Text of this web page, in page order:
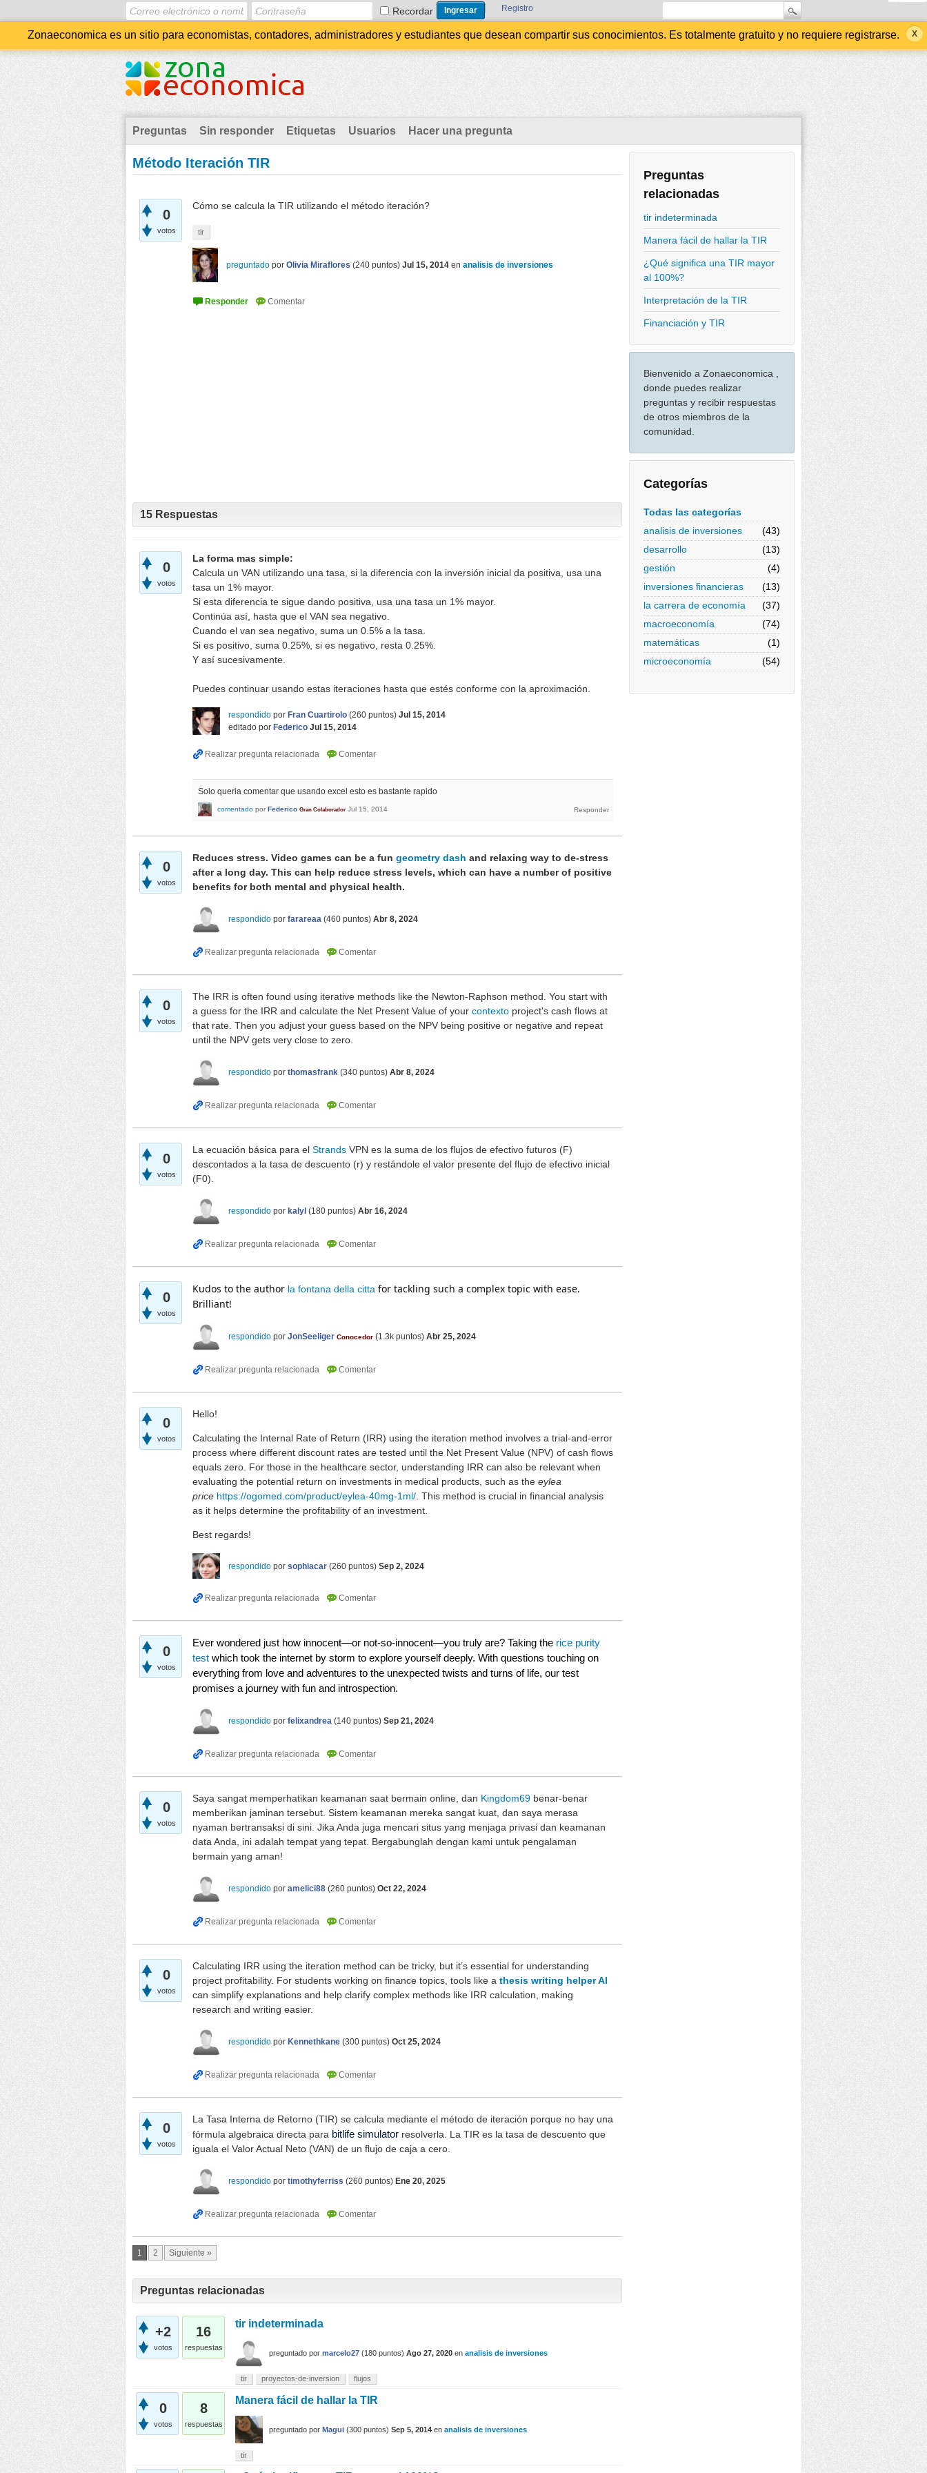
Recordar Registro
Zonaeconomica es un sitio para economistas, contadores, administradores y estudiantes que desean compartir sus conocimientos. Es totalmente gratuito y no requiere registrarse.
Preguntas Sin responder Etiquetas Usuarios Hacer una pregunta
Preguntas
relacionadas
tir indeterminada
Manera fácil de hallar la TIR
¿Qué significa una TIR mayor
al 100%?
Interpretación de la TIR
Financiación y TIR
Bienvenido a Zonaeconomica ,
donde puedes realizar
preguntas y recibir respuestas
de otros miembros de la
comunidad.
Categorías
Todas las categorías
analisis de inversiones
(43)
desarrollo
(13)
gestión
(4)
inversiones financieras
(13)
la carrera de economía
(37)
macroeconomía
(74)
matemáticas
(1)
microeconomía
(54)
Método Iteración TIR
0
votos
Cómo se calcula la TIR utilizando el método iteración?
tir
preguntado por Olivia Miraflores (240 puntos) Jul 15, 2014 en analisis de inversiones
15 Respuestas
0
votos
La forma mas simple:
Calcula un VAN utilizando una tasa, si la diferencia con la inversión inicial da positiva, usa una
tasa un 1% mayor.
Si esta diferencia te sigue dando positiva, usa una tasa un 1% mayor.
Continúa así, hasta que el VAN sea negativo.
Cuando el van sea negativo, suma un 0.5% a la tasa.
Si es positivo, suma 0.25%, si es negativo, resta 0.25%.
Y así sucesivamente.
Puedes continuar usando estas iteraciones hasta que estés conforme con la aproximación.
respondido por Fran Cuartirolo (260 puntos) Jul 15, 2014
editado por Federico Jul 15, 2014
Solo queria comentar que usando excel esto es bastante rapido
comentado por Federico Gran Colaborador Jul 15, 2014
0
votos
Reduces stress. Video games can be a fun geometry dash and relaxing way to de-stress
after a long day. This can help reduce stress levels, which can have a number of positive
benefits for both mental and physical health.
respondido por farareaa (460 puntos) Abr 8, 2024
0
votos
The IRR is often found using iterative methods like the Newton-Raphson method. You start with
a guess for the IRR and calculate the Net Present Value of your contexto project's cash flows at
that rate. Then you adjust your guess based on the NPV being positive or negative and repeat
until the NPV gets very close to zero.
respondido por thomasfrank (340 puntos) Abr 8, 2024
0
votos
La ecuación básica para el Strands VPN es la suma de los flujos de efectivo futuros (F)
descontados a la tasa de descuento (r) y restándole el valor presente del flujo de efectivo inicial
(F0).
respondido por kalyl (180 puntos) Abr 16, 2024
0
votos
Kudos to the author la fontana della citta for tackling such a complex topic with ease.
Brilliant!
respondido por JonSeeliger Conocedor (1.3k puntos) Abr 25, 2024
0
votos
Hello!
Calculating the Internal Rate of Return (IRR) using the iteration method involves a trial-and-error
process where different discount rates are tested until the Net Present Value (NPV) of cash flows
equals zero. For those in the healthcare sector, understanding IRR can also be relevant when
evaluating the potential return on investments in medical products, such as the eylea
price https://ogomed.com/product/eylea-40mg-1ml/. This method is crucial in financial analysis
as it helps determine the profitability of an investment.
Best regards!
respondido por sophiacar (260 puntos) Sep 2, 2024
0
votos
Ever wondered just how innocent—or not-so-innocent—you truly are? Taking the rice purity
test which took the internet by storm to explore yourself deeply. With questions touching on
everything from love and adventures to the unexpected twists and turns of life, our test
promises a journey with fun and introspection.
respondido por felixandrea (140 puntos) Sep 21, 2024
0
votos
Saya sangat memperhatikan keamanan saat bermain online, dan Kingdom69 benar-benar
memberikan jaminan tersebut. Sistem keamanan mereka sangat kuat, dan saya merasa
nyaman bertransaksi di sini. Jika Anda juga mencari situs yang menjaga privasi dan keamanan
data Anda, ini adalah tempat yang tepat. Bergabunglah dengan kami untuk pengalaman
bermain yang aman!
respondido por amelici88 (260 puntos) Oct 22, 2024
0
votos
Calculating IRR using the iteration method can be tricky, but it’s essential for understanding
project profitability. For students working on finance topics, tools like a thesis writing helper AI
can simplify explanations and help clarify complex methods like IRR calculation, making
research and writing easier.
respondido por Kennethkane (300 puntos) Oct 25, 2024
0
votos
La Tasa Interna de Retorno (TIR) se calcula mediante el método de iteración porque no hay una
fórmula algebraica directa para bitlife simulator resolverla. La TIR es la tasa de descuento que
iguala el Valor Actual Neto (VAN) de un flujo de caja a cero.
respondido por timothyferriss (260 puntos) Ene 20, 2025
1 2 Siguiente »
Preguntas relacionadas
+2
votos
16
respuestas
tir indeterminada
preguntado por marcelo27 (180 puntos) Ago 27, 2020 en analisis de inversiones
tir proyectos-de-inversion flujos
0
votos
8
respuestas
Manera fácil de hallar la TIR
preguntado por Magui (300 puntos) Sep 5, 2014 en analisis de inversiones
tir